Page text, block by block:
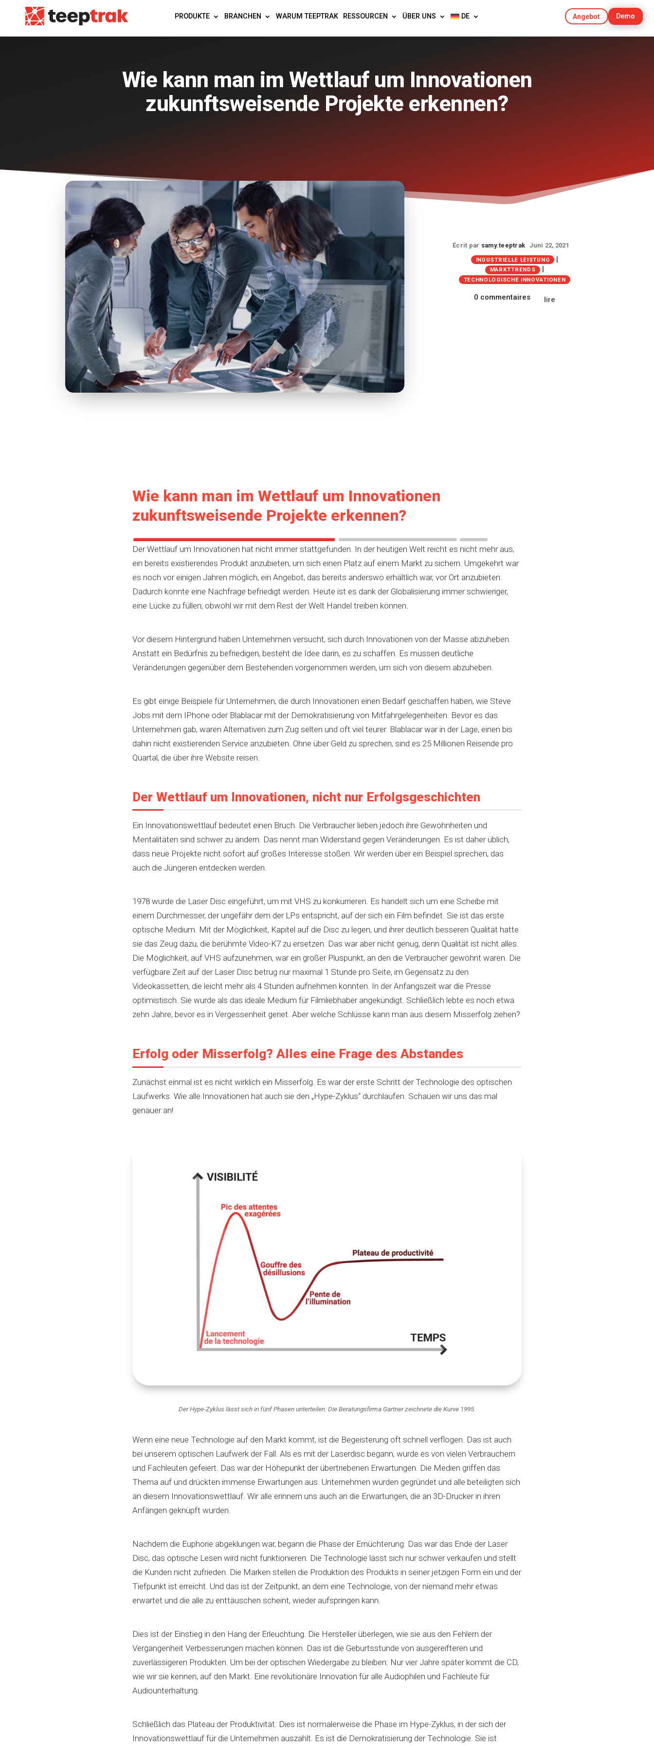
PRODUKTE BRANCHEN WARUM TEEPTRAK RESSOURCEN ÜBER UNS DE Angebot Demo
Wie kann man im Wettlauf um Innovationen
zukunftsweisende Projekte erkennen?
Écrit par samy.teeptrak Juni 22, 2021
INDUSTRIELLE LEISTUNG |
MARKTTRENDS |
TECHNOLOGISCHE INNOVATIONEN
0 commentaires lire
Wie kann man im Wettlauf um Innovationen
zukunftsweisende Projekte erkennen?
Der Wettlauf um Innovationen hat nicht immer stattgefunden. In der heutigen Welt reicht es nicht mehr aus,
ein bereits existierendes Produkt anzubieten, um sich einen Platz auf einem Markt zu sichern. Umgekehrt war
es noch vor einigen Jahren möglich, ein Angebot, das bereits anderswo erhältlich war, vor Ort anzubieten.
Dadurch konnte eine Nachfrage befriedigt werden. Heute ist es dank der Globalisierung immer schwieriger,
eine Lücke zu füllen, obwohl wir mit dem Rest der Welt Handel treiben können.
Vor diesem Hintergrund haben Unternehmen versucht, sich durch Innovationen von der Masse abzuheben.
Anstatt ein Bedürfnis zu befriedigen, besteht die Idee darin, es zu schaffen. Es müssen deutliche
Veränderungen gegenüber dem Bestehenden vorgenommen werden, um sich von diesem abzuheben.
Es gibt einige Beispiele für Unternehmen, die durch Innovationen einen Bedarf geschaffen haben, wie Steve
Jobs mit dem IPhone oder Blablacar mit der Demokratisierung von Mitfahrgelegenheiten. Bevor es das
Unternehmen gab, waren Alternativen zum Zug selten und oft viel teurer. Blablacar war in der Lage, einen bis
dahin nicht existierenden Service anzubieten. Ohne über Geld zu sprechen, sind es 25 Millionen Reisende pro
Quartal, die über ihre Website reisen.
Der Wettlauf um Innovationen, nicht nur Erfolgsgeschichten
Ein Innovationswettlauf bedeutet einen Bruch. Die Verbraucher lieben jedoch ihre Gewohnheiten und
Mentalitäten sind schwer zu ändern. Das nennt man Widerstand gegen Veränderungen. Es ist daher üblich,
dass neue Projekte nicht sofort auf großes Interesse stoßen. Wir werden über ein Beispiel sprechen, das
auch die Jüngeren entdecken werden.
1978 wurde die Laser Disc eingeführt, um mit VHS zu konkurrieren. Es handelt sich um eine Scheibe mit
einem Durchmesser, der ungefähr dem der LPs entspricht, auf der sich ein Film befindet. Sie ist das erste
optische Medium. Mit der Möglichkeit, Kapitel auf die Disc zu legen, und ihrer deutlich besseren Qualität hatte
sie das Zeug dazu, die berühmte Video-K7 zu ersetzen. Das war aber nicht genug, denn Qualität ist nicht alles.
Die Möglichkeit, auf VHS aufzunehmen, war ein großer Pluspunkt, an den die Verbraucher gewöhnt waren. Die
verfügbare Zeit auf der Laser Disc betrug nur maximal 1 Stunde pro Seite, im Gegensatz zu den
Videokassetten, die leicht mehr als 4 Stunden aufnehmen konnten. In der Anfangszeit war die Presse
optimistisch. Sie wurde als das ideale Medium für Filmliebhaber angekündigt. Schließlich lebte es noch etwa
zehn Jahre, bevor es in Vergessenheit geriet. Aber welche Schlüsse kann man aus diesem Misserfolg ziehen?
Erfolg oder Misserfolg? Alles eine Frage des Abstandes
Zunächst einmal ist es nicht wirklich ein Misserfolg. Es war der erste Schritt der Technologie des optischen
Laufwerks. Wie alle Innovationen hat auch sie den „Hype-Zyklus“ durchlaufen. Schauen wir uns das mal
genauer an!
Der Hype-Zyklus lässt sich in fünf Phasen unterteilen. Die Beratungsfirma Gartner zeichnete die Kurve 1995.
Wenn eine neue Technologie auf den Markt kommt, ist die Begeisterung oft schnell verflogen. Das ist auch
bei unserem optischen Laufwerk der Fall. Als es mit der Laserdisc begann, wurde es von vielen Verbrauchern
und Fachleuten gefeiert. Das war der Höhepunkt der übertriebenen Erwartungen. Die Medien griffen das
Thema auf und drückten immense Erwartungen aus. Unternehmen wurden gegründet und alle beteiligten sich
an diesem Innovationswettlauf. Wir alle erinnern uns auch an die Erwartungen, die an 3D-Drucker in ihren
Anfängen geknüpft wurden.
Nachdem die Euphorie abgeklungen war, begann die Phase der Ernüchterung. Das war das Ende der Laser
Disc, das optische Lesen wird nicht funktionieren. Die Technologie lässt sich nur schwer verkaufen und stellt
die Kunden nicht zufrieden. Die Marken stellen die Produktion des Produkts in seiner jetzigen Form ein und der
Tiefpunkt ist erreicht. Und das ist der Zeitpunkt, an dem eine Technologie, von der niemand mehr etwas
erwartet und die alle zu enttäuschen scheint, wieder aufspringen kann.
Dies ist der Einstieg in den Hang der Erleuchtung. Die Hersteller überlegen, wie sie aus den Fehlern der
Vergangenheit Verbesserungen machen können. Das ist die Geburtsstunde von ausgereifteren und
zuverlässigeren Produkten. Um bei der optischen Wiedergabe zu bleiben: Nur vier Jahre später kommt die CD,
wie wir sie kennen, auf den Markt. Eine revolutionäre Innovation für alle Audiophilen und Fachleute für
Audiounterhaltung.
Schließlich das Plateau der Produktivität. Dies ist normalerweise die Phase im Hype-Zyklus, in der sich der
Innovationswettlauf für die Unternehmen auszahlt. Es ist die Demokratisierung der Technologie. Sie ist